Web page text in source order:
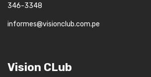
346-3348
informes@visionclub.com.pe
Vision CLub